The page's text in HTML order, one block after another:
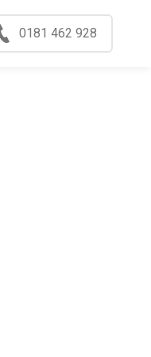
0181 462 928